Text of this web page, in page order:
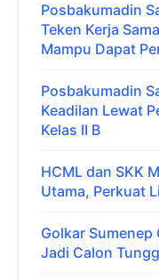
Posbakumadin
Teken Kerja
Mampu Dapat
Posbakumadin
Keadilan Lewat
Kelas II B
HCML dan SKK
Utama, Perkuat
Golkar Sumenep
Jadi Calon